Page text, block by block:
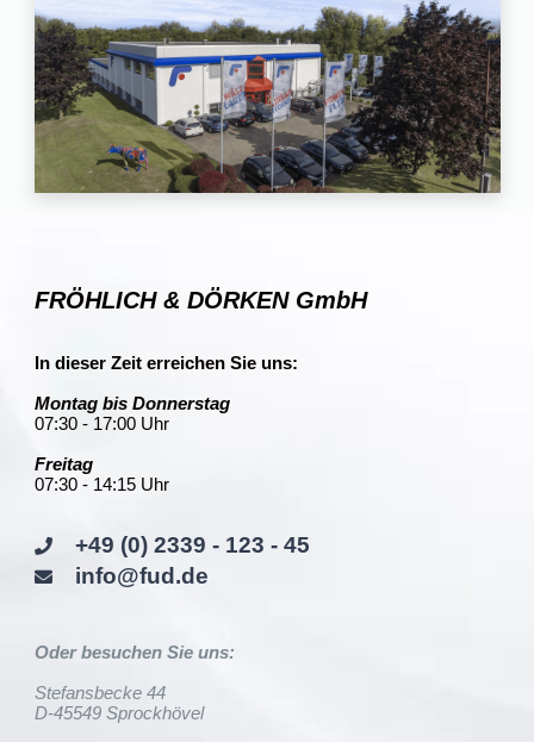
FRÖHLICH & DÖRKEN GmbH
In dieser Zeit erreichen Sie uns:
Montag bis Donnerstag
07:30 - 17:00 Uhr
Freitag
07:30 - 14:15 Uhr
+49 (0) 2339 - 123 - 45
info@fud.de
Oder besuchen Sie uns:
Stefansbecke 44
D-45549 Sprockhövel